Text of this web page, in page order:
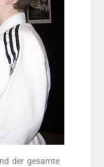
der gesamte